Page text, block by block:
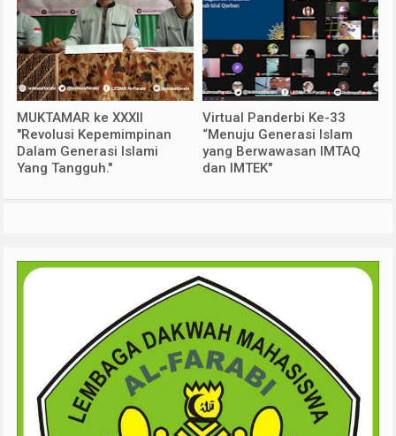
MUKTAMAR ke XXXII
"Revolusi Kepemimpinan
Dalam Generasi Islami
Yang Tangguh."
Virtual Panderbi Ke-33
“Menuju Generasi Islam
yang Berwawasan IMTAQ
dan IMTEK"